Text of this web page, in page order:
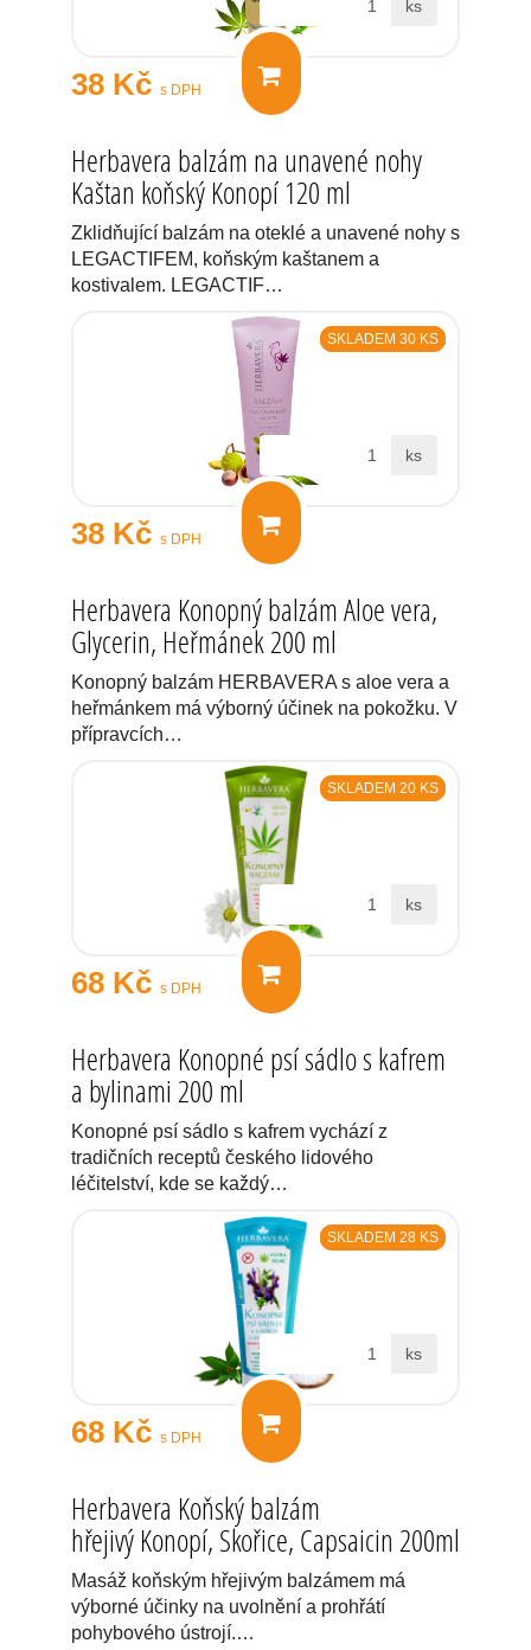
38 Kč s DPH
ks
Herbavera balzám na unavené nohy
Kaštan koňský Konopí 120 ml
Zklidňující balzám na oteklé a unavené nohy s
LEGACTIFEM, koňským kaštanem a
kostivalem. LEGACTIF…
SKLADEM 30 KS
38 Kč s DPH
ks
Herbavera Konopný balzám Aloe vera,
Glycerin, Heřmánek 200 ml
Konopný balzám HERBAVERA s aloe vera a
heřmánkem má výborný účinek na pokožku. V
přípravcích…
SKLADEM 20 KS
68 Kč s DPH
ks
Herbavera Konopné psí sádlo s kafrem
a bylinami 200 ml
Konopné psí sádlo s kafrem vychází z
tradičních receptů českého lidového
léčitelství, kde se každý…
SKLADEM 28 KS
68 Kč s DPH
ks
Herbavera Koňský balzám
hřejivý Konopí, Skořice, Capsaicin 200ml
Masáž koňským hřejivým balzámem má
výborné účinky na uvolnění a prohřátí
pohybového ústrojí.…